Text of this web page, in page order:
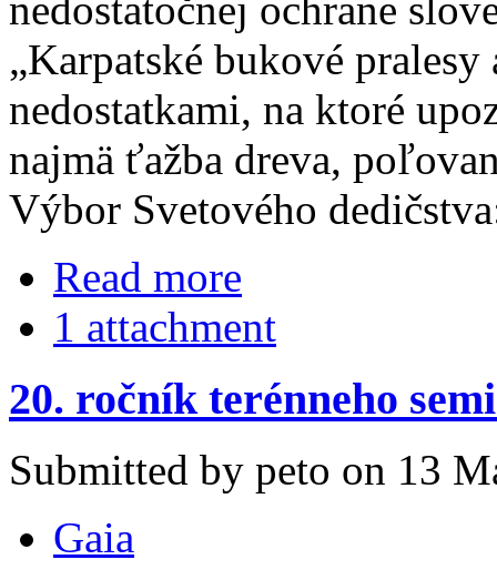
„Karpatské bukové
nedostatkami, na ktoré
najmä ťažba dreva,
Výbor Svetového
Read more
1 attachment
20. ročník terénneho
Submitted by peto on 13
Gaia